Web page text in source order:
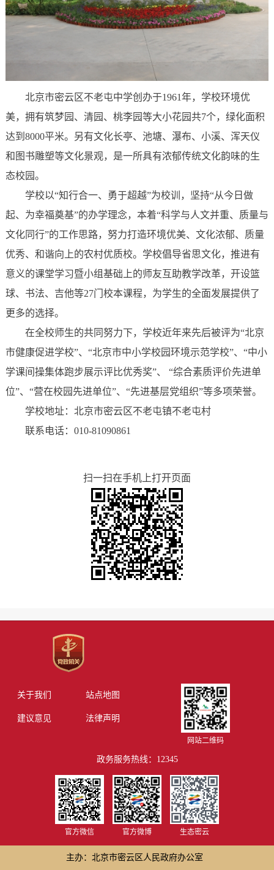
北京市密云区不老屯中学创办于1961年，学校环境优
美，拥有筑梦园、清园、桃李园等大小花园共7个，绿化面积
达到8000平米。另有文化长亭、池塘、瀑布、小溪、浑天仪
和图书雕塑等文化景观，是一所具有浓郁传统文化韵味的生
态校园。
学校以“知行合一、勇于超越”为校训，坚持“从今日做
起、为幸福奠基”的办学理念，本着“科学与人文并重、质量与
文化同行”的工作思路，努力打造环境优美、文化浓郁、质量
优秀、和谐向上的农村优质校。学校倡导省思文化，推进有
意义的课堂学习暨小组基础上的师友互助教学改革，开设篮
球、书法、吉他等27门校本课程，为学生的全面发展提供了
更多的选择。
在全校师生的共同努力下，学校近年来先后被评为“北京
市健康促进学校”、“北京市中小学校园环境示范学校”、“中小
学课间操集体跑步展示评比优秀奖”、 “综合素质评价先进单
位”、“营在校园先进单位”、“先进基层党组织”等多项荣誉。
学校地址：北京市密云区不老屯镇不老屯村
联系电话：010-81090861
扫一扫在手机上打开页面
关于我们 站点地图
建议意见 法律声明
网站二维码
政务服务热线：12345
官方微信 官方微博 生态密云
主办：北京市密云区人民政府办公室